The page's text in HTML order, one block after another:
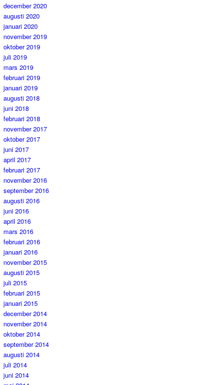
december 2020
augusti 2020
januari 2020
november 2019
oktober 2019
juli 2019
mars 2019
februari 2019
januari 2019
augusti 2018
juni 2018
februari 2018
november 2017
oktober 2017
juni 2017
april 2017
februari 2017
november 2016
september 2016
augusti 2016
juni 2016
april 2016
mars 2016
februari 2016
januari 2016
november 2015
augusti 2015
juli 2015
februari 2015
januari 2015
december 2014
november 2014
oktober 2014
september 2014
augusti 2014
juli 2014
juni 2014